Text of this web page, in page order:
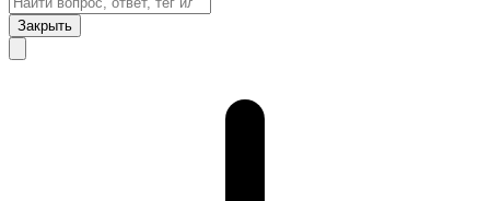
Закрыть